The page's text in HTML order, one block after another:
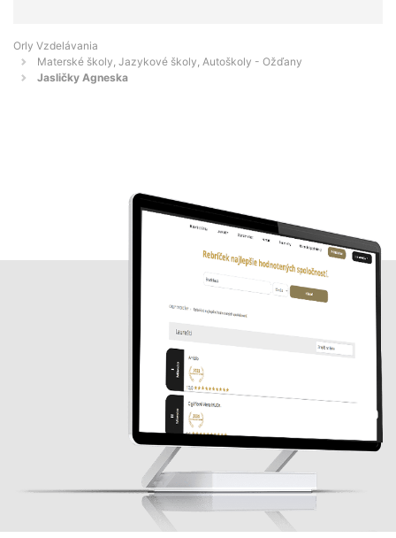
Orly Vzdelávania
Materské školy, Jazykové školy, Autoškoly - Ožďany
Jasličky Agneska